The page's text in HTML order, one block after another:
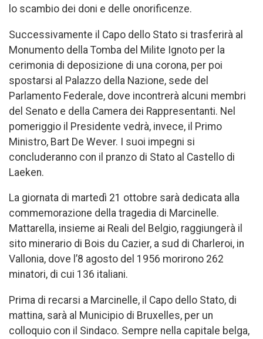
lo scambio dei doni e delle onorificenze.
Successivamente il Capo dello Stato si trasferirà al
Monumento della Tomba del Milite Ignoto per la
cerimonia di deposizione di una corona, per poi
spostarsi al Palazzo della Nazione, sede del
Parlamento Federale, dove incontrerà alcuni membri
del Senato e della Camera dei Rappresentanti. Nel
pomeriggio il Presidente vedrà, invece, il Primo
Ministro, Bart De Wever. I suoi impegni si
concluderanno con il pranzo di Stato al Castello di
Laeken.
La giornata di martedì 21 ottobre sarà dedicata alla
commemorazione della tragedia di Marcinelle.
Mattarella, insieme ai Reali del Belgio, raggiungerà il
sito minerario di Bois du Cazier, a sud di Charleroi, in
Vallonia, dove l’8 agosto del 1956 morirono 262
minatori, di cui 136 italiani.
Prima di recarsi a Marcinelle, il Capo dello Stato, di
mattina, sarà al Municipio di Bruxelles, per un
colloquio con il Sindaco. Sempre nella capitale belga,